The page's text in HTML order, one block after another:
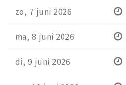
zo, 7 juni 2026
ma, 8 juni 2026
di, 9 juni 2026